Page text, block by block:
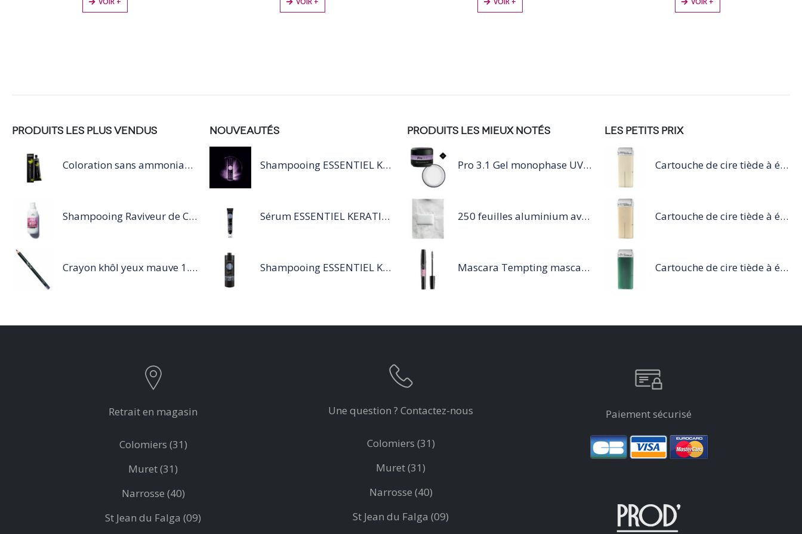
PRODUITS LES PLUS VENDUS
Coloration sans ammoniaque Inoa / 60ML
Shampooing Raviveur de Couleur 300 ml Rose de Schwarzkopf Professional
Crayon khôl yeux mauve 1.14g
NOUVEAUTÉS
Shampooing ESSENTIEL KERATIN SILVER 250ML
Sérum ESSENTIEL KERATIN SENSITIVE 40 ML
Shampooing ESSENTIEL KERATIN SENSITIVE 1L
PRODUITS LES MIEUX NOTÉS
Pro 3.1 Gel monophase UV/LED 15g Blanc
250 feuilles aluminium avec compresse intégrée
Mascara Tempting mascara - noir 9ml
LES PETITS PRIX
Cartouche de cire tiède à épiler 100ml blanc
Cartouche de cire tiède à épiler 100ml nacré
Cartouche de cire tiède à épiler 100ml vert
Retrait en magasin
Colomiers (31)
Muret (31)
Narrosse (40)
St Jean du Falga (09)
Une question ? Contactez-nous
Colomiers (31)
Muret (31)
Narrosse (40)
St Jean du Falga (09)
Paiement sécurisé